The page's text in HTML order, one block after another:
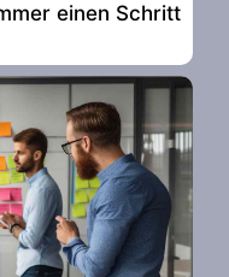
einen Schritt